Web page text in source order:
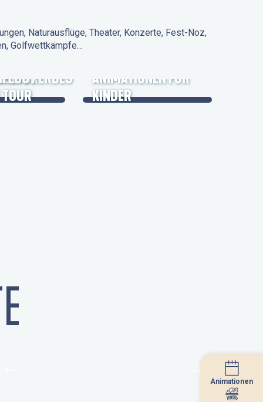
Animationen
Naturausflüge, Theater, Konzerte, Fest-Noz,
Golfwettkämpfe…
/
ANIMATIONEN FÜR
KINDER